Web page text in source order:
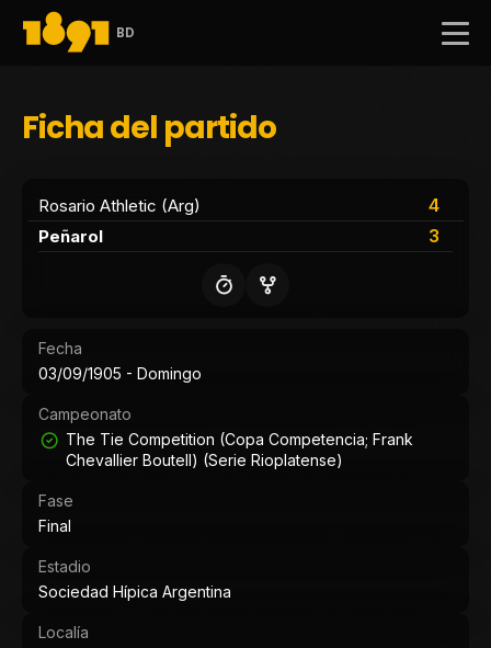
BD
Ficha del partido
Rosario Athletic (Arg)
4
3
Peñarol
Fecha
03/09/1905 - Domingo
Campeonato
The Tie Competition (Copa Competencia; Frank
Chevallier Boutell) (Serie Rioplatense)
Fase
Final
Estadio
Sociedad Hípica Argentina
Localía